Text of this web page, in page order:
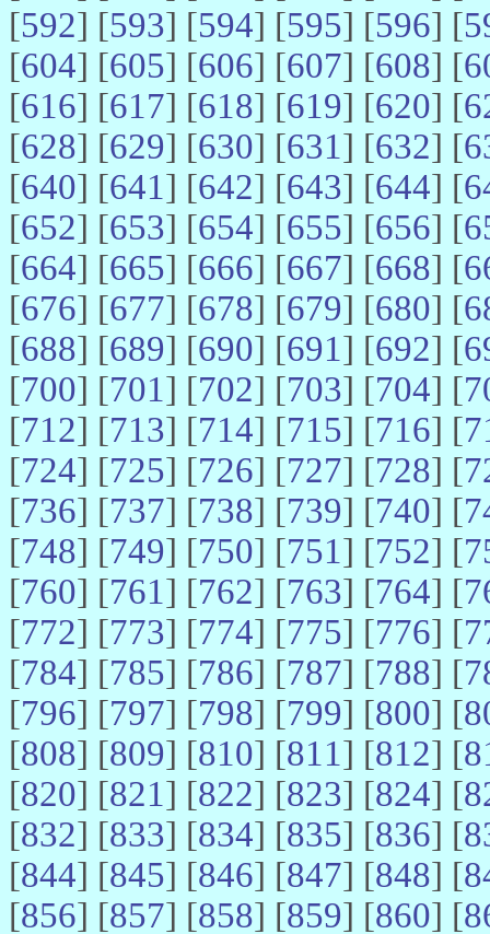
[592] [593] [594] [595] [596] [
[604] [605] [606] [607] [608] [
[616] [617] [618] [619] [620] [
[628] [629] [630] [631] [632] [
[640] [641] [642] [643] [644] [
[652] [653] [654] [655] [656] [
[664] [665] [666] [667] [668] [
[676] [677] [678] [679] [680] [
[688] [689] [690] [691] [692] [
[700] [701] [702] [703] [704] [
[712] [713] [714] [715] [716] [
[724] [725] [726] [727] [728] [
[736] [737] [738] [739] [740] [
[748] [749] [750] [751] [752] [
[760] [761] [762] [763] [764] [
[772] [773] [774] [775] [776] [
[784] [785] [786] [787] [788] [
[796] [797] [798] [799] [800] [
[808] [809] [810] [811] [812] [
[820] [821] [822] [823] [824] [
[832] [833] [834] [835] [836] [
[844] [845] [846] [847] [848] [
[856] [857] [858] [859] [860] [